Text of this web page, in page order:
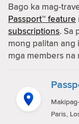
Bago ka mag-
Passport™ feature
subscriptions. Sa
mong palitan ang
mga members na
Paris,